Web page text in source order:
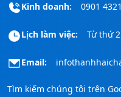
Kinh doanh: 0901
Lịch làm việc: Từ thứ
Email:
Tìm kiếm chúng tôi trên